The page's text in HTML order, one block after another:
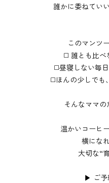
誰かに委ねてい
このマンツ
◻️ 誰とも比べ
◻️昼寝しない毎
◻️ほんの少しでも
そんなママの
温かいコーヒ
横にな
大切な“
▶︎ ご